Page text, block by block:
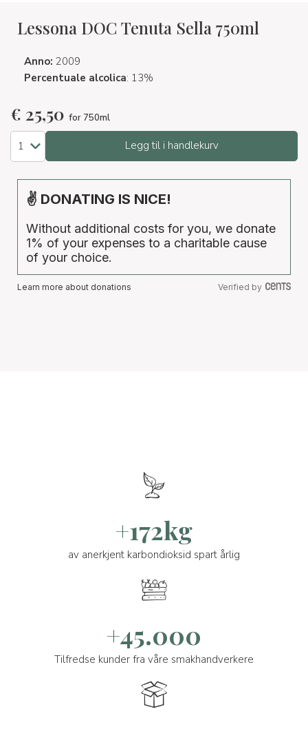
Lessona DOC Tenuta Sella 750ml
Anno: 2009
Percentuale alcolica: 13%
€ 25,50 for 750ml
Legg til i handlekurv
✌ DONATING IS NICE!
Without additional costs for you, we donate
1% of your expenses to a charitable cause
of your choice.
Learn more about donations Verified by
+172kg
av anerkjent karbondioksid spart årlig
+45.000
Tilfredse kunder fra våre smakhandverkere